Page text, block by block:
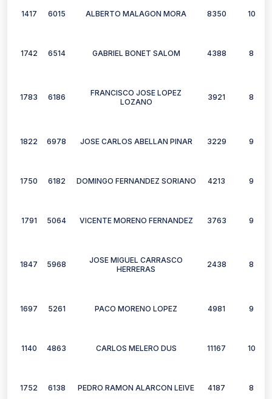
1417 6015 ALBERTO MALAGON MORA 8350 10
1742 6514 GABRIEL BONET SALOM 4388 8
1783 6186
FRANCISCO JOSE LOPEZ
LOZANO
3921 8
1822 6978 JOSE CARLOS ABELLAN PINAR 3229 9
1750 6182 DOMINGO FERNANDEZ SORIANO 4213 9
1791 5064 VICENTE MORENO FERNANDEZ 3763 9
1847 5968
JOSE MIGUEL CARRASCO
HERRERAS
2438 8
1697 5261 PACO MORENO LOPEZ 4981 9
1140 4863 CARLOS MELERO DUS 11167 10
1752 6138 PEDRO RAMON ALARCON LEIVE 4187 8